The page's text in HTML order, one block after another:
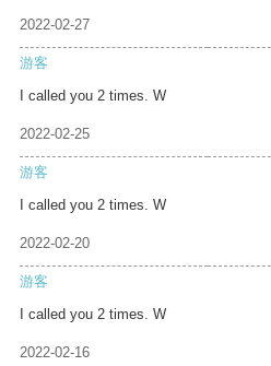
2022-02-27
游客
I called you 2 times. W
2022-02-25
游客
I called you 2 times. W
2022-02-20
游客
I called you 2 times. W
2022-02-16